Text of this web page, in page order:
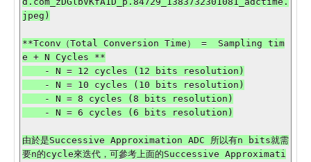
**Tconv（Total Conversion Time） =  Sampling tim
e + N Cycles **
由於是Successive Approximation ADC 所以有n bits就需
要n的cycle來迭代，可參考上面的Successive Approximati